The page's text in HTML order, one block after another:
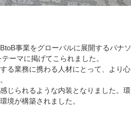
事業をグローバルに展開するパナソ
ーマに掲げてこられました。
る業務に携わる人材にとって、より心
じられるような内装となりました。環
境が構築されました。